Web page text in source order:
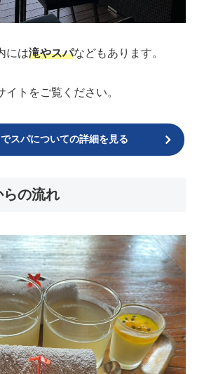
には滝やスパなどもあります。
トをご覧ください。
スパについての詳細を見る
の流れ